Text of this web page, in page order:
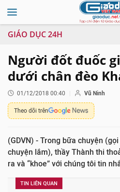
GIÁO DỤC 24H
Người đốt đuốc
dưới chân đèo
01/12/2018 00:40 Vũ Ninh
Theo dõi trên
(GDVN) - Trong bữa chuyện
chuyện lắm), thầy Thành thi
ra và “khoe” với chúng tôi tin
TIN LIÊN QUAN